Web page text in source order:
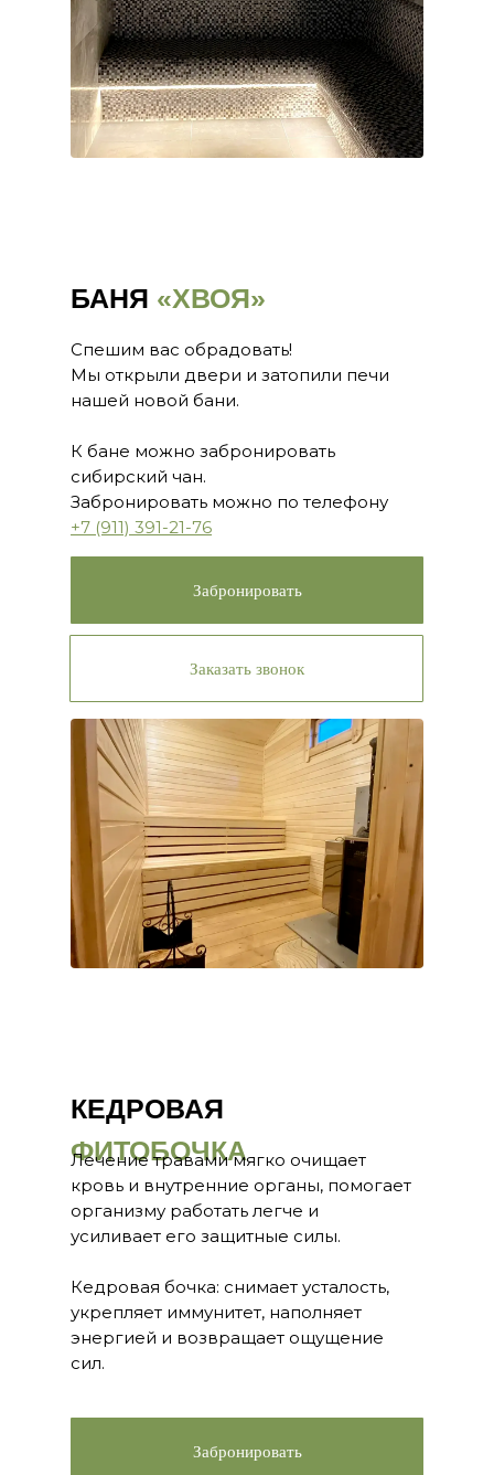
БАНЯ «ХВОЯ»
Забронировать
Заказать звонок
Спешим вас обрадовать!
Мы открыли двери и затопили печи
нашей новой бани.
К бане можно забронировать
сибирский чан.
Забронировать можно по телефону
+7 (911) 391-21-76
КЕДРОВАЯ
ФИТОБОЧКА
Забронировать
Лечение травами мягко очищает
кровь и внутренние органы, помогает
организму работать легче и
усиливает его защитные силы.
Кедровая бочка: снимает усталость,
укрепляет иммунитет, наполняет
энергией и возвращает ощущение
сил.